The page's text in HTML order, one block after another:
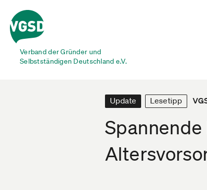
Verband der Gründer und
Selbstständigen Deutschland e.V.
Update Lesetipp